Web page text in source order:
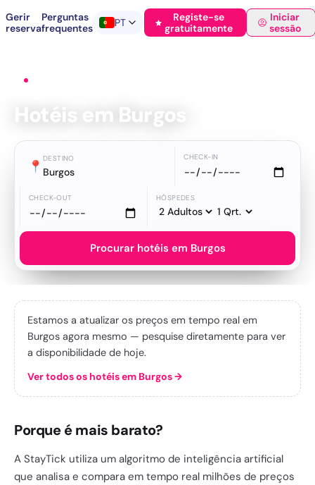
Gerir
reserva
Perguntas
frequentes
PT
Registe-se
gratuitamente
Iniciar
sessão
Hotéis em Burgos
📍 DESTINO
Burgos
CHECK-IN
CHECK-OUT HÓSPEDES
Procurar hotéis em Burgos
Estamos a atualizar os preços em tempo real em
Burgos agora mesmo — pesquise diretamente para ver
a disponibilidade de hoje.
Ver todos os hotéis em Burgos→
Porque é mais barato?
A StayTick utiliza um algoritmo de inteligência artificial
que analisa e compara em tempo real milhões de preços